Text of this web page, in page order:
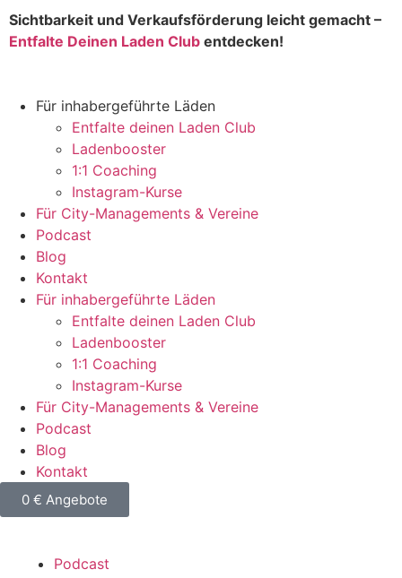
Sichtbarkeit und Verkaufsförderung leicht gemacht –
Entfalte Deinen Laden Club entdecken!
Für inhabergeführte Läden
Entfalte deinen Laden Club
Ladenbooster
1:1 Coaching
Instagram-Kurse
Für City-Managements & Vereine
Podcast
Blog
Kontakt
Für inhabergeführte Läden
Entfalte deinen Laden Club
Ladenbooster
1:1 Coaching
Instagram-Kurse
Für City-Managements & Vereine
Podcast
Blog
Kontakt
0 € Angebote
Podcast